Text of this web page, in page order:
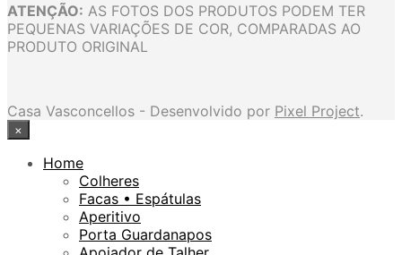
ATENÇÃO: AS FOTOS DOS PRODUTOS PODEM TER
PEQUENAS VARIAÇÕES DE COR, COMPARADAS AO
PRODUTO ORIGINAL
Casa Vasconcellos - Desenvolvido por Pixel Project.
×
Home
Colheres
Facas • Espátulas
Aperitivo
Porta Guardanapos